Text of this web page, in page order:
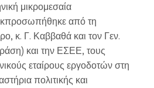
μικρομεσαία
εκπροσωπήθηκε από τη
κ. Γ. Καββαθά και τον Γεν.
και την ΕΣΕΕ, τους
εταίρους εργοδοτών στη
πολιτικής και